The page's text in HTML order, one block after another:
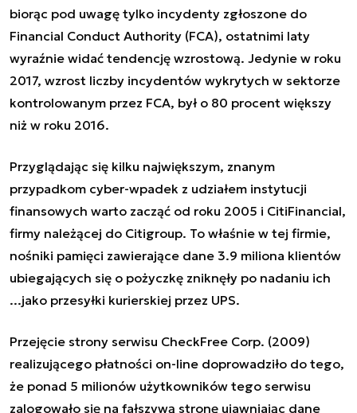
biorąc pod uwagę tylko incydenty zgłoszone do
Financial Conduct Authority (FCA), ostatnimi laty
wyraźnie widać tendencję wzrostową. Jedynie w roku
2017, wzrost liczby incydentów wykrytych w sektorze
kontrolowanym przez FCA, był o 80 procent większy
niż w roku 2016.
Przyglądając się kilku największym, znanym
przypadkom cyber-wpadek z udziałem instytucji
finansowych warto zacząć od roku 2005 i CitiFinancial,
firmy należącej do Citigroup. To właśnie w tej firmie,
nośniki pamięci zawierające dane 3.9 miliona klientów
ubiegających się o pożyczkę zniknęły po nadaniu ich
...jako przesyłki kurierskiej przez UPS.
Przejęcie strony serwisu CheckFree Corp. (2009)
realizującego płatności on-line doprowadziło do tego,
że ponad 5 milionów użytkowników tego serwisu
zalogowało się na fałszywą stronę ujawniając dane